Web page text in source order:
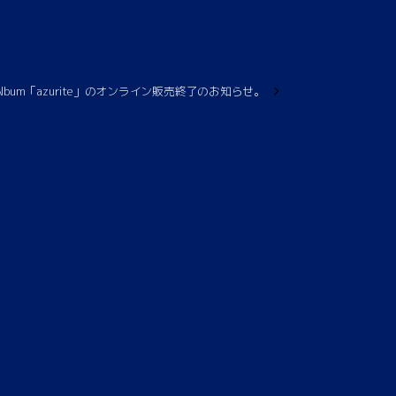
「azurite」のオンライン販売終了のお知らせ。